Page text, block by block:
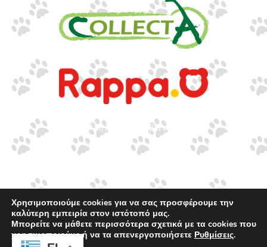
Μάλτα & Αλβανία
©2026.
Ιωακείμ Γουναρίδης & Σια Ο.Ε. – Με
Χρησιμοποιούμε cookies για να σας προσφέρουμε την
καλύτερη εμπειρία στον ιστότοπό μας.
Μπορείτε να μάθετε περισσότερα σχετικά με τα cookies που
χρησιμοποιούμε ή να τα απενεργοποιήσετε Ρυθμίσεις.